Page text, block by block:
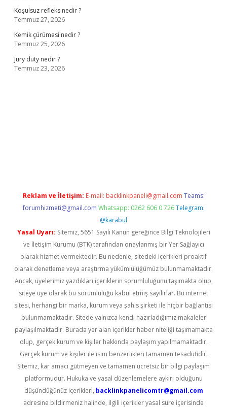
Koşulsuz refleks nedir ?
Temmuz 27, 2026
Kemik çürümesi nedir ?
Temmuz 25, 2026
Jury duty nedir ?
Temmuz 23, 2026
Reklam ve İletişim: E-mail: backlinkpaneli@gmail.com Teams:
forumhizmeti@gmail.com Whatsapp: 0262 606 0 726 Telegram:
@karabul
Yasal Uyarı: Sitemiz, 5651 Sayılı Kanun gereğince Bilgi Teknolojileri
ve İletişim Kurumu (BTK) tarafından onaylanmış bir Yer Sağlayıcı
olarak hizmet vermektedir. Bu nedenle, sitedeki içerikleri proaktif
olarak denetleme veya araştırma yükümlülüğümüz bulunmamaktadır.
Ancak, üyelerimiz yazdıkları içeriklerin sorumluluğunu taşımakta olup,
siteye üye olarak bu sorumluluğu kabul etmiş sayılırlar. Bu internet
sitesi, herhangi bir marka, kurum veya şahıs şirketi ile hiçbir bağlantısı
bulunmamaktadır. Sitede yalnızca kendi hazırladığımız makaleler
paylaşılmaktadır. Burada yer alan içerikler haber niteliği taşımamakta
olup, gerçek kurum ve kişiler hakkında paylaşım yapılmamaktadır.
Gerçek kurum ve kişiler ile isim benzerlikleri tamamen tesadüfidir.
Sitemiz, kar amacı gütmeyen ve tamamen ücretsiz bir bilgi paylaşım
platformudur. Hukuka ve yasal düzenlemelere aykırı olduğunu
düşündüğünüz içerikleri, backlinkpanelicomtr@gmail.com
adresine bildirmeniz halinde, ilgili içerikler yasal süre içerisinde